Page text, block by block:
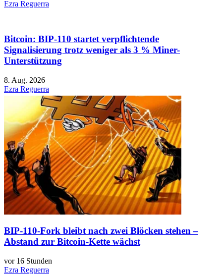
Ezra Reguerra
Bitcoin: BIP-110 startet verpflichtende
Signalisierung trotz weniger als 3 % Miner-
Unterstützung
8. Aug. 2026
Ezra Reguerra
BIP-110-Fork bleibt nach zwei Blöcken stehen –
Abstand zur Bitcoin-Kette wächst
vor 16 Stunden
Ezra Reguerra